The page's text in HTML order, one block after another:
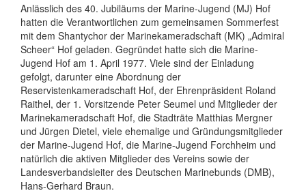
Anlässlich des 40. Jubiläums der Marine-Jugend (MJ) Hof
hatten die Verantwortlichen zum gemeinsamen Sommerfest
mit dem Shantychor der Marinekameradschaft (MK) „Admiral
Scheer“ Hof geladen. Gegründet hatte sich die Marine-
Jugend Hof am 1. April 1977. Viele sind der Einladung
gefolgt, darunter eine Abordnung der
Reservistenkameradschaft Hof, der Ehrenpräsident Roland
Raithel, der 1. Vorsitzende Peter Seumel und Mitglieder der
Marinekameradschaft Hof, die Stadträte Matthias Mergner
und Jürgen Dietel, viele ehemalige und Gründungsmitglieder
der Marine-Jugend Hof, die Marine-Jugend Forchheim und
natürlich die aktiven Mitglieder des Vereins sowie der
Landesverbandsleiter des Deutschen Marinebunds (DMB),
Hans-Gerhard Braun.